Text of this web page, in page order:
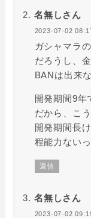
名無しさん
2023-07-02
ガシャマラ
だろうし、
BANは出来
開発期間9年
だから、こ
開発期間長
程能力ない
返信
名無しさん
2023-07-02